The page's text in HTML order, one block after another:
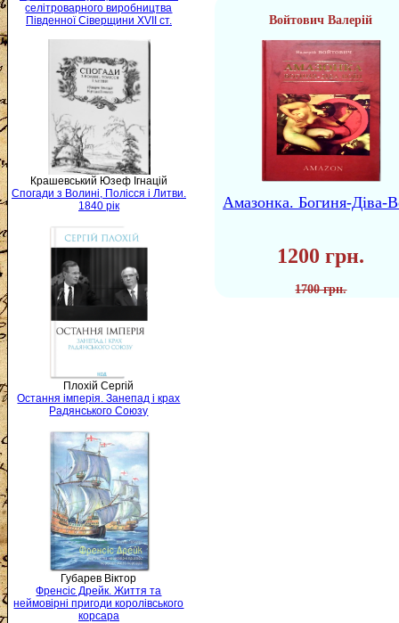
селітроварного виробництва
Південної Сіверщини XVII ст.
Крашевський Юзеф Ігнацій
Спогади з Волині, Полісся і Литви.
1840 рік
Плохій Сергій
Остання імперія. Занепад і крах
Радянського Союзу
Губарев Віктор
Френсіс Дрейк. Життя та
неймовірні пригоди королівського
корсара
Войтович Валерій
Амазонка. Богиня-Діва-
1200 грн.
1700 грн.